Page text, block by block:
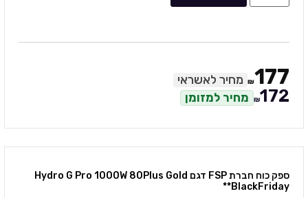
₪ 177 מחיר לאשראי
₪172 מחיר למזומן
ספק כוח חברת FSP דגם Hydro G Pro 1000W 80Plus Gold
*BlackFriday*